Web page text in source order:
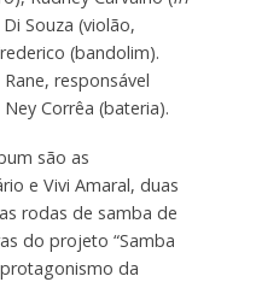
Souza (violão,
(bandolim).
responsável
Corrêa (bateria).
são as
e Vivi Amaral, duas
rodas de samba de
do projeto “Samba
da